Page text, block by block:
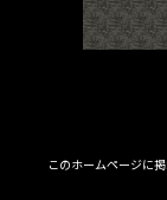
このホームページに